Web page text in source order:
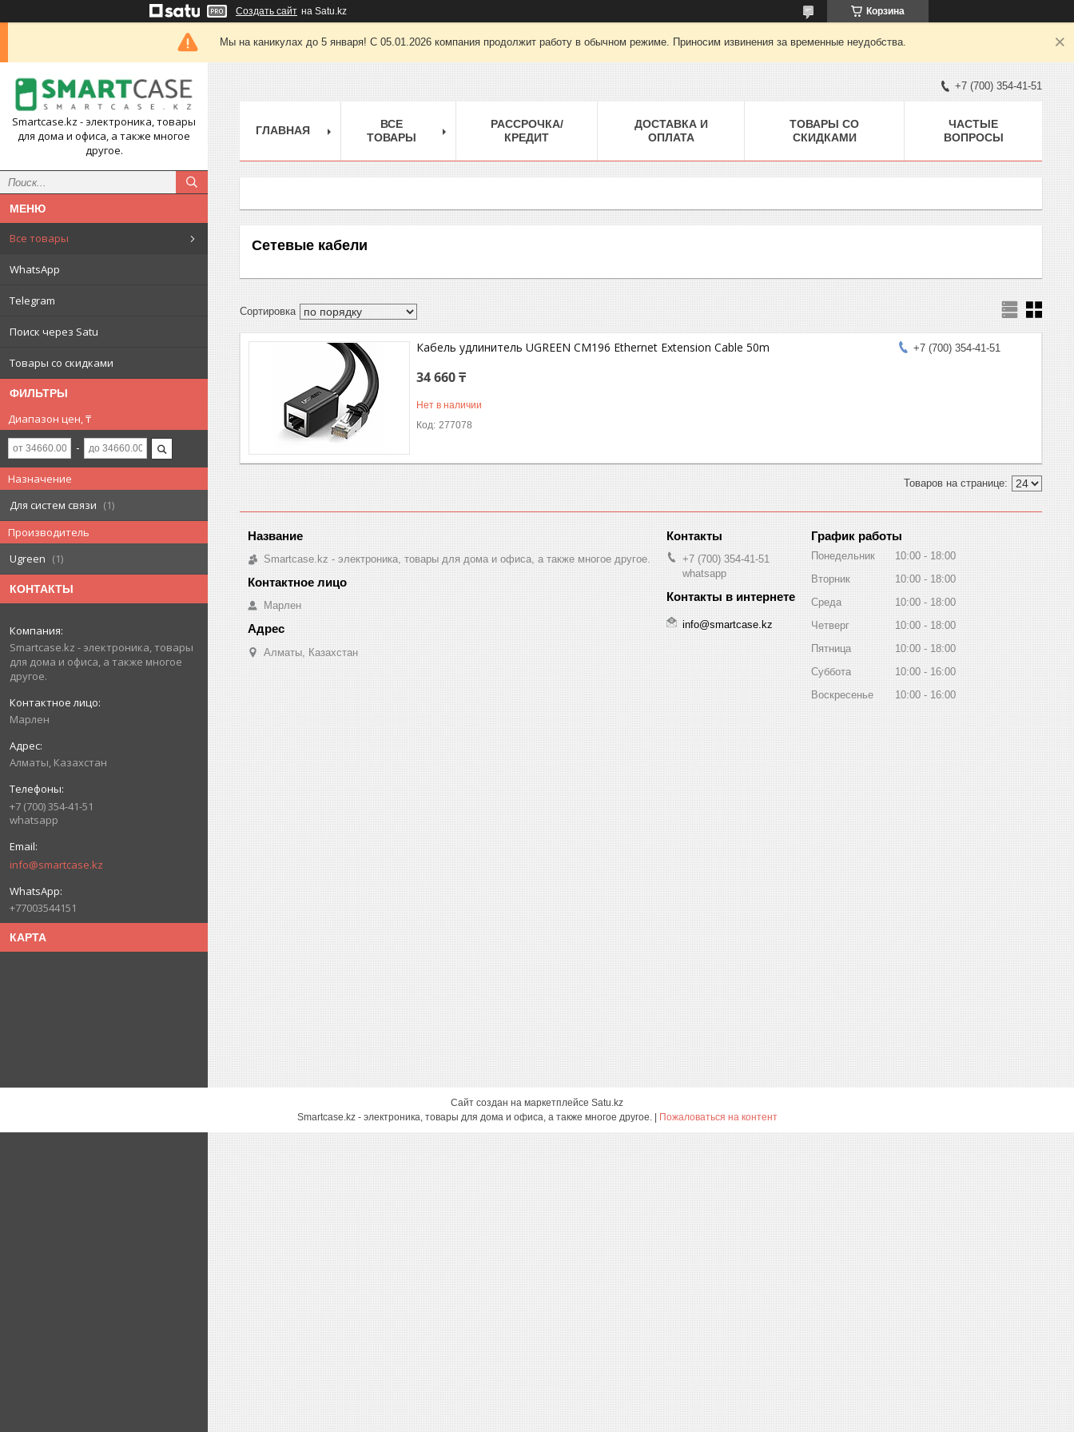
Создать сайт на Satu.kz Корзина
Мы на каникулах до 5 января! С 05.01.2026 компания продолжит работу в обычном режиме. Приносим извинения за временные неудобства.
Smartcase.kz - электроника, товары
для дома и офиса, а также многое
другое.
Все товары
WhatsApp
Telegram
Поиск через Satu
Товары со скидками
ФИЛЬТРЫ
Диапазон цен, ₸
Назначение
Для систем связи
1
Производитель
Ugreen
1
КОНТАКТЫ
Smartcase.kz - электроника, товары
для дома и офиса, а также многое
другое.
Марлен
Алматы, Казахстан
+7 (700) 354-41-51
whatsapp
info@smartcase.kz
+77003544151
КАРТА
+7 (700) 354-41-51
ГЛАВНАЯ
ВСЕ
ТОВАРЫ
РАССРОЧКА/
КРЕДИТ
ДОСТАВКА И
ОПЛАТА
ТОВАРЫ СО
СКИДКАМИ
ЧАСТЫЕ
ВОПРОСЫ
Сетевые кабели
+7 (700) 354-41-51
Кабель удлинитель UGREEN CM196 Ethernet Extension Cable 50m
34 660 ₸
Нет в наличии
277078
Smartcase.kz - электроника, товары для дома и офиса, а также многое другое.
Марлен
Алматы, Казахстан
+7 (700) 354-41-51
whatsapp
info@smartcase.kz
График работы
Понедельник 10:00
18:00
Вторник
10:00
18:00
Среда
10:00
18:00
Четверг
10:00
18:00
Пятница
10:00
18:00
Суббота
10:00
16:00
Воскресенье
10:00 16:00
Сайт создан на маркетплейсе Satu.kz
Smartcase.kz - электроника, товары для дома и офиса, а также многое другое. | Пожаловаться на контент